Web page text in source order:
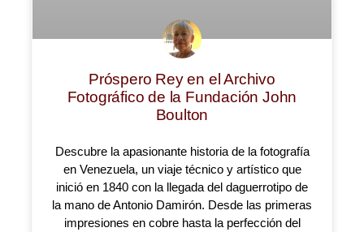
Próspero Rey en el Archivo
Fotográfico de la Fundación John
Boulton
Descubre la apasionante historia de la fotografía
en Venezuela, un viaje técnico y artístico que
inició en 1840 con la llegada del daguerrotipo de
la mano de Antonio Damirón. Desde las primeras
impresiones en cobre hasta la perfección del